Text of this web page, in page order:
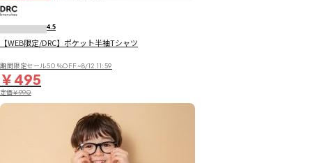
4.5
【WEB限定/DRC】ポケット半袖Tシャツ
期間限定セール50％OFF~8/12 11:59
￥495
定価￥990